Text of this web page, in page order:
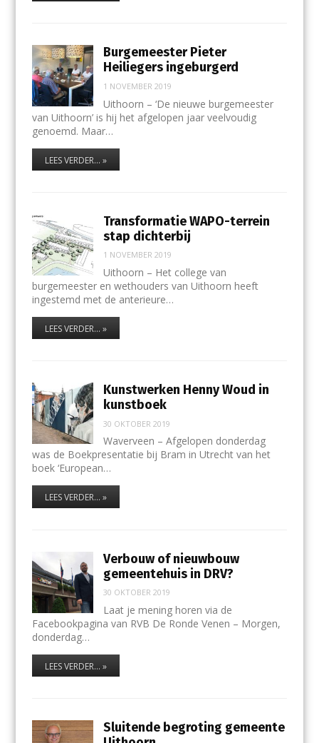
Burgemeester Pieter
Heiliegers ingeburgerd
1 NOVEMBER 2019
Uithoorn – ‘De nieuwe burgemeester
van Uithoorn’ is hij het afgelopen jaar veelvoudig
genoemd. Maar…
LEES VERDER... »
Transformatie WAPO-terrein
stap dichterbij
1 NOVEMBER 2019
Uithoorn – Het college van
burgemeester en wethouders van Uithoorn heeft
ingestemd met de anterieure…
LEES VERDER... »
Kunstwerken Henny Woud in
kunstboek
30 OKTOBER 2019
Waverveen – Afgelopen donderdag
was de Boekpresentatie bij Bram in Utrecht van het
boek ‘European…
LEES VERDER... »
Verbouw of nieuwbouw
gemeentehuis in DRV?
30 OKTOBER 2019
Laat je mening horen via de
Facebookpagina van RVB De Ronde Venen – Morgen,
donderdag…
LEES VERDER... »
Sluitende begroting gemeente